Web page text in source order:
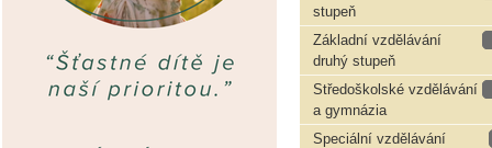
stupeň
Základní vzdělávání
druhý stupeň
Středoškolské vzdělávání
a gymnázia
Speciální vzdělávání